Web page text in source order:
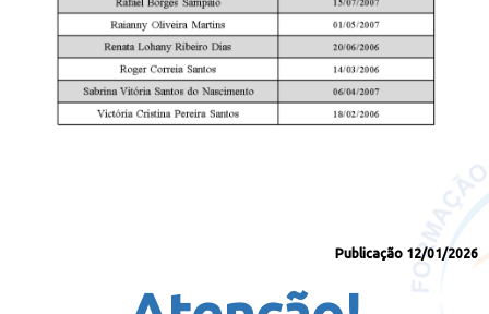
Publicação 12/01/2026